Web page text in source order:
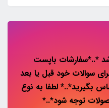
*..*سفارشات باپست
سوالات خود قبل یا بعد
بگیرید*..* لطفا به نوع
توجه شود*..*